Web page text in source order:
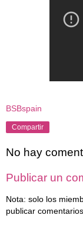
BSBspain
Compartir
No hay
Publicar un
Nota: solo los
publicar comentarios.